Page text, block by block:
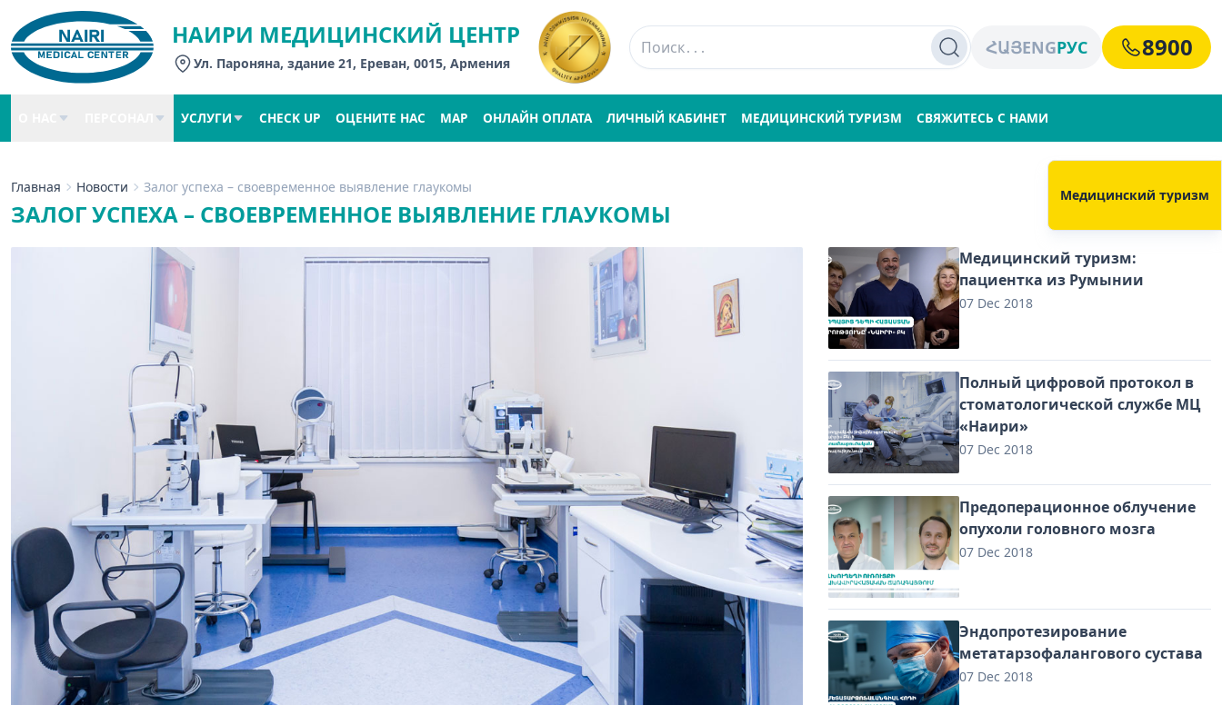
НАИРИ МЕДИЦИНСКИЙ ЦЕНТР
Ул. Пароняна, здание 21, Ереван, 0015, Армения
ՀԱՅENGРУС 8900
УСЛУГИ CHECK UP ОЦЕНИТЕ НАС MAP ОНЛАЙН ОПЛАТА ЛИЧНЫЙ КАБИНЕТ МЕДИЦИНСКИЙ ТУРИЗМ СВЯЖИТЕСЬ С НАМИ
Главная Новости Залог успеха – своевременное выявление глаукомы
ЗАЛОГ УСПЕХА – СВОЕВРЕМЕННОЕ ВЫЯВЛЕНИЕ ГЛАУКОМЫ
Медицинский туризм:
пациентка из Румынии
07 Dec 2018
Полный цифровой протокол в
стоматологической службе МЦ
«Наири»
07 Dec 2018
Предоперационное облучение
опухоли головного мозга
07 Dec 2018
Эндопротезирование
метатарзофалангового сустава
07 Dec 2018
Медицинский туризм